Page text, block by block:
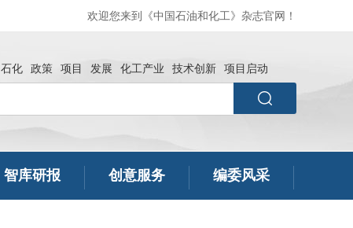
欢迎您来到《中国石油和化工》杂志官网！
石化 政策 项目 发展 化工产业 技术创新 项目启动
智库研报 创意服务 编委风采